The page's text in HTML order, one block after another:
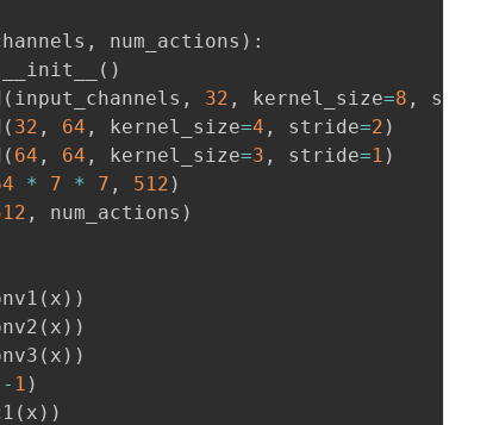
, num_actions ) :
__init__ ( )
( input_channels , 32 , kernel_size=8 , stride
( 32 , 64 , kernel_size=4 , stride=2 )
( 64 , 64 , kernel_size=3 , stride=1 )
* 7 * 7 , 512 )
, num_actions )
( x ) )
( x ) )
( x ) )
- 1 )
( x ) )